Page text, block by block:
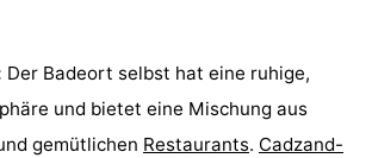
Der Badeort selbst hat eine ruhige,
und bietet eine Mischung aus
gemütlichen Restaurants. Cadzand-